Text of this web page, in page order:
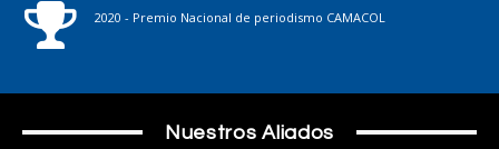
2020 - Premio Nacional de periodismo CAMACOL
Nuestros Aliados